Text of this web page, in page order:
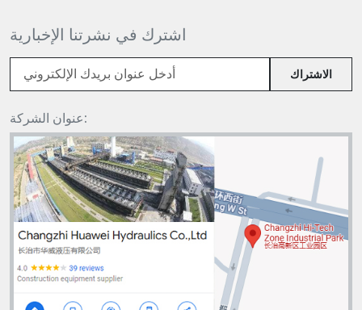
اشترك في نشرتنا الإخبارية
الاشتراك
عنوان الشركة: